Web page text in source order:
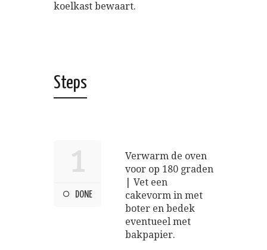
koelkast bewaart.
Steps
1
DONE
Verwarm de oven
voor op 180 graden
| Vet een
cakevorm in met
boter en bedek
eventueel met
bakpapier.